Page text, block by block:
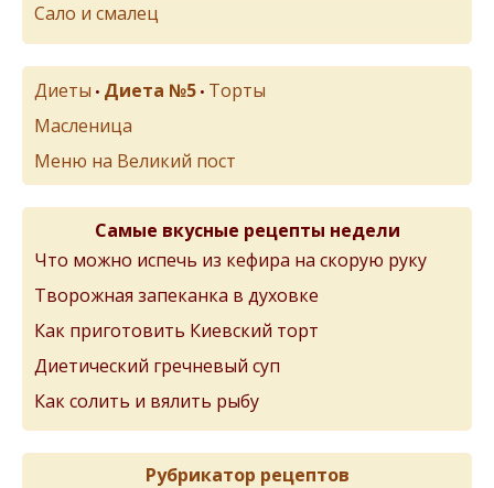
Сало и смалец
Диеты • Диета №5 • Торты
Масленица
Меню на Великий пост
Самые вкусные рецепты недели
Что можно испечь из кефира на скорую руку
Творожная запеканка в духовке
Как приготовить Киевский торт
Диетический гречневый суп
Как солить и вялить рыбу
Рубрикатор рецептов